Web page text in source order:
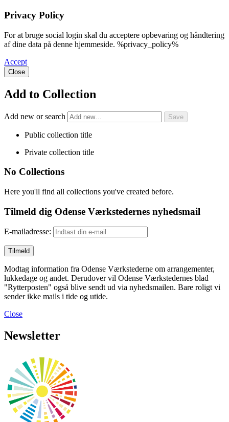
Privacy Policy
For at bruge social login skal du acceptere opbevaring og håndtering
af dine data på denne hjemmeside. %privacy_policy%
Accept
Close
Add to Collection
Add new or search
Public collection title
Private collection title
No Collections
Here you'll find all collections you've created before.
Tilmeld dig Odense Værkstedernes nyhedsmail
E-mailadresse:
Modtag information fra Odense Værkstederne om arrangementer,
lukkedage og andet. Derudover vil Odense Værkstedernes blad
"Rytterposten" også blive sendt ud via nyhedsmailen. Bare roligt vi
sender ikke mails i tide og utide.
Close
Newsletter